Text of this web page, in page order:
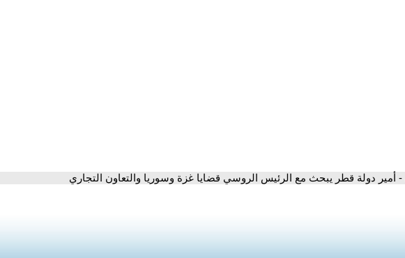
- أمير دولة قطر يبحث مع الرئيس الروسي قضايا غزة وسوريا والتعاون التجاري